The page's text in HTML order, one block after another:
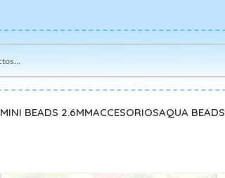
MINI BEADS 2.6MMACCESORIOSAQUA BEADS